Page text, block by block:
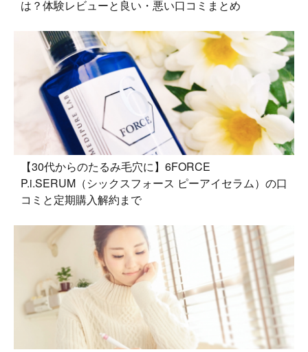
は？体験レビューと良い・悪い口コミまとめ
【30代からのたるみ毛穴に】6FORCE
P.i.SERUM（シックスフォース ピーアイセラム）の口
コミと定期購入解約まで